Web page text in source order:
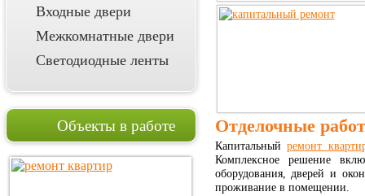
Входные двери
Межкомнатные двери
Светодиодные ленты
Объекты в работе Отделочные
Капитальныйремонт
Комплексное решение
оборудования, дверей и
проживание в помещении.